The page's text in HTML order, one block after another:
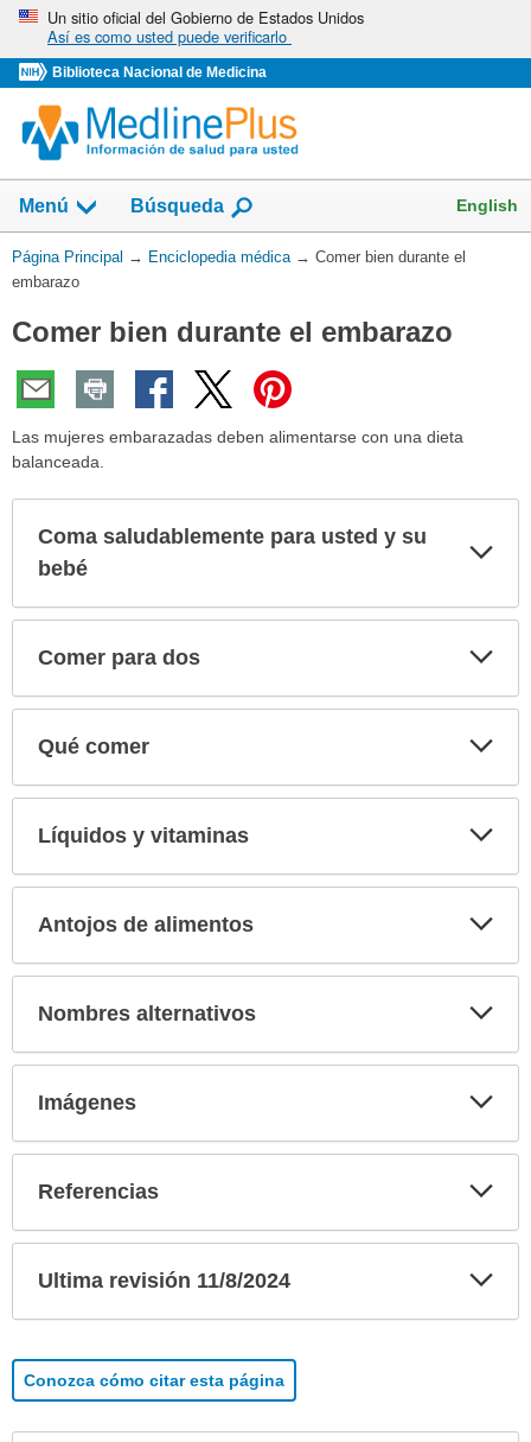
Omita
vaya
al
Contenido
Un sitio oficial del Gobierno de Estados Unidos
Así es como usted puede verificarlo
Biblioteca Nacional de Medicina
Menú Búsqueda English
Usted
está
Página Principal → Enciclopedia médica → Comer bien durante el
embarazo
Comer bien durante el embarazo
Las mujeres embarazadas deben alimentarse con una dieta
balanceada.
Coma saludablemente para usted y su
bebé
Comer para dos
Qué comer
Líquidos y vitaminas
Antojos de alimentos
Nombres alternativos
Imágenes
Referencias
Ultima revisión 11/8/2024
Conozca cómo citar esta página